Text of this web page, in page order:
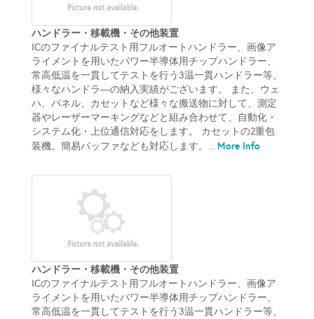
ハンドラー・移載機・その他装置
ICのファイナルテスト用フルオートハンドラー、画像ア
ライメントを用いたパワー半導体用チップハンドラー、
常高低温を一貫してテストを行う3温一貫ハンドラー等、
様々なハンドラ―の納入実績がございます。 また、ウェ
ハ、パネル、カセットなど様々な搬送物に対して、測定
器やレーザーマーキングなどと組み合わせて、自動化・
システム化・上位通信対応をします。 カセットの2重包
装機、簡易バッファなども対応します。... More Info
ハンドラー・移載機・その他装置
ICのファイナルテスト用フルオートハンドラー、画像ア
ライメントを用いたパワー半導体用チップハンドラー、
常高低温を一貫してテストを行う3温一貫ハンドラー等、